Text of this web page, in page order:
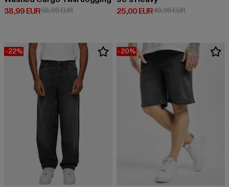
38,99 EUR
Derzeitiger Preis: 38,99 EUR
59,99 EURAktionspreis: 59,99 EUR
25,00 EUR
Derzeitiger Preis: 25,00 EUR
49,99 EURAktionspreis:
-22% -20%